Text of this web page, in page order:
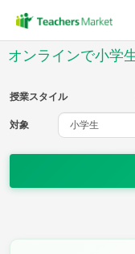
オンラインで小学
授業スタイル
対象
教科